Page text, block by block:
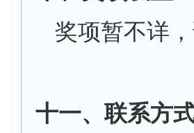
奖项暂不详
十一、联系方